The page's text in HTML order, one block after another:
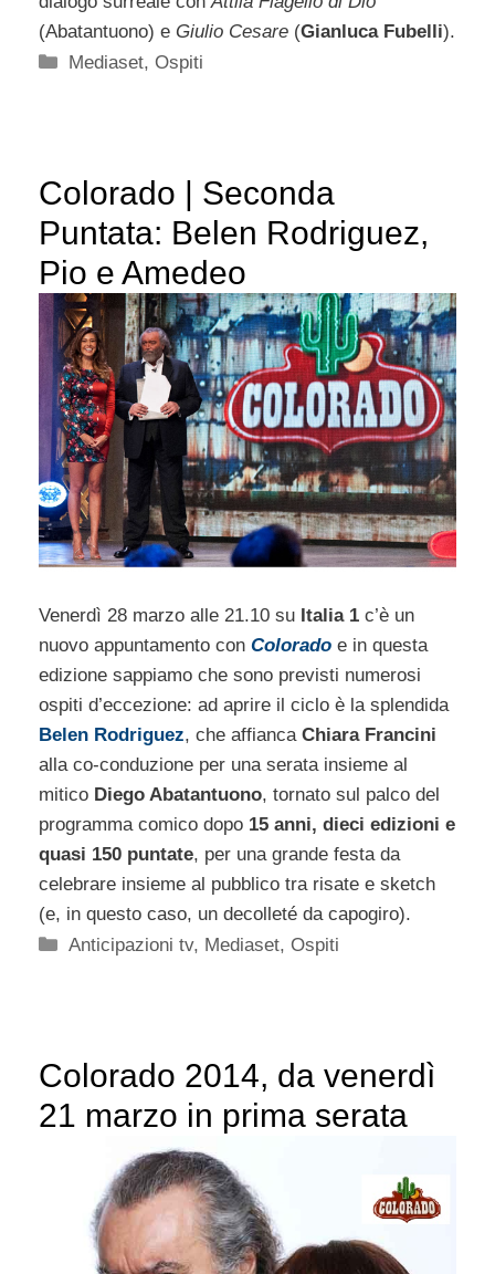
(Abatantuono) e Giulio Cesare (Gianluca Fubelli).
Categorie
Mediaset,Ospiti
Colorado | Seconda
Puntata: Belen Rodriguez,
Pio e Amedeo
Venerdì 28 marzo alle 21.10 su Italia 1 c’è un
nuovo appuntamento con Colorado e in questa
edizione sappiamo che sono previsti numerosi
ospiti d’eccezione: ad aprire il ciclo è la splendida
Belen Rodriguez, che affianca Chiara Francini
alla co-conduzione per una serata insieme al
mitico Diego Abatantuono, tornato sul palco del
programma comico dopo 15 anni, dieci edizioni e
quasi 150 puntate, per una grande festa da
celebrare insieme al pubblico tra risate e sketch
(e, in questo caso, un decolleté da capogiro).
Categorie
Anticipazioni tv, Mediaset,Ospiti
Colorado 2014, da venerdì
21 marzo in prima serata